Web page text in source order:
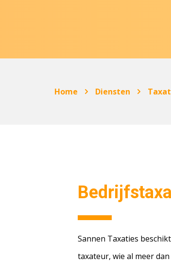
Home Diensten
Sannen Taxaties
taxateur, wie al meer